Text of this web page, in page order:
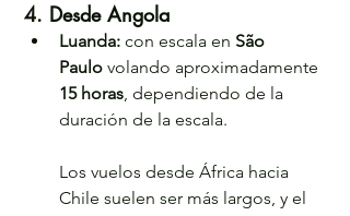
4. Desde Angola
Luanda: con escala en São
Paulo volando aproximadamente
15 horas, dependiendo de la
duración de la escala.
Los vuelos desde África hacia
Chile suelen ser más largos, y el